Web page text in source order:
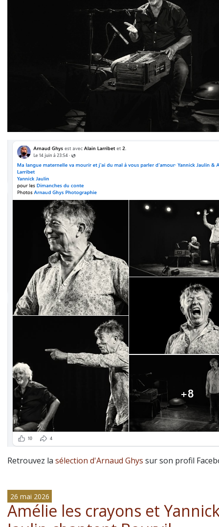
Retrouvez la sélection d'Arnaud Ghys sur son profil
26 mai 2026
Amélie les crayons et